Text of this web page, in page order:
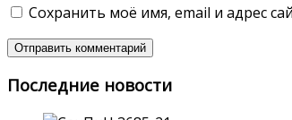
Сохранить моё имя, email и адрес
Последние новости